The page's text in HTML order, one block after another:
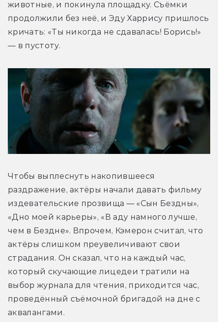
животные, и покинула площадку. Съёмки
продолжили без неё, и Эду Харрису пришлось
кричать: «Ты никогда не сдавалась! Борись!»
— в пустоту.
Чтобы выплеснуть накопившееся
раздражение, актёры начали давать фильму
издевательские прозвища — «Сын Бездны»,
«Дно моей карьеры», «В аду намного лучше,
чем в Бездне». Впрочем, Кэмерон считал, что
актёры слишком преувеличивают свои
страдания. Он сказал, что на каждый час,
который скучающие лицедеи тратили на
выбор журнала для чтения, приходится час,
проведённый съёмочной бригадой на дне с
аквалангами.